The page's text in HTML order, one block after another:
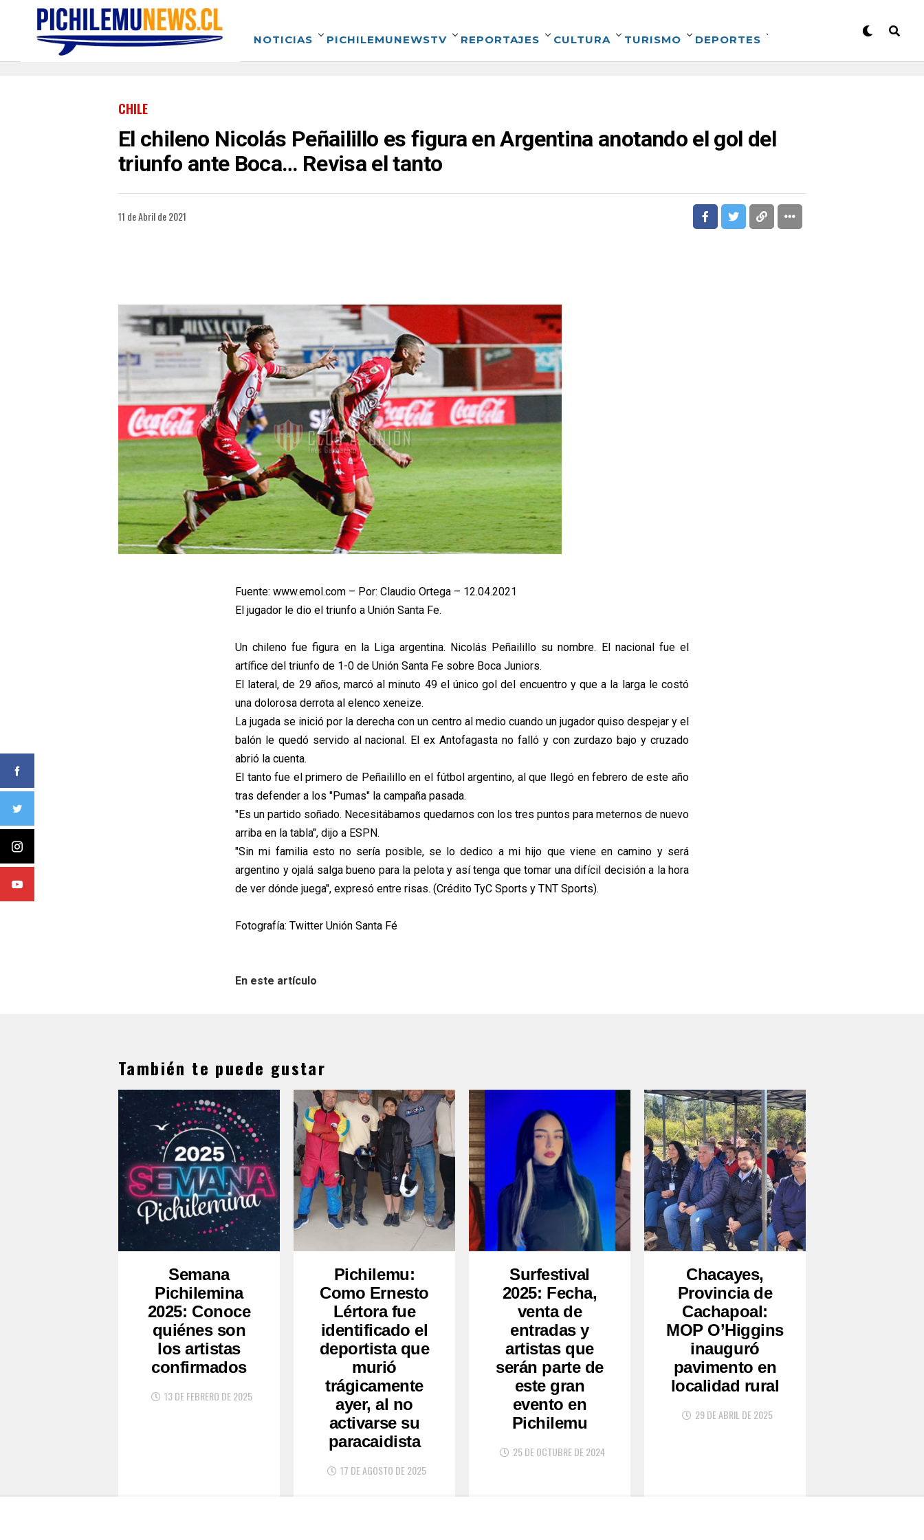
NOTICIAS PICHILEMUNEWSTV REPORTAJES CULTURA TURISMO DEPORTES
CHILE
El chileno Nicolás Peñailillo es figura en Argentina anotando el gol del
triunfo ante Boca… Revisa el tanto
11 de Abril de 2021
Fuente: www.emol.com – Por: Claudio Ortega – 12.04.2021
El jugador le dio el triunfo a Unión Santa Fe.
Un chileno fue figura en la Liga argentina. Nicolás Peñailillo su nombre. El nacional fue el
artífice del triunfo de 1-0 de Unión Santa Fe sobre Boca Juniors.
El lateral, de 29 años, marcó al minuto 49 el único gol del encuentro y que a la larga le costó
una dolorosa derrota al elenco xeneize.
La jugada se inició por la derecha con un centro al medio cuando un jugador quiso despejar y el
balón le quedó servido al nacional. El ex Antofagasta no falló y con zurdazo bajo y cruzado
abrió la cuenta.
El tanto fue el primero de Peñailillo en el fútbol argentino, al que llegó en febrero de este año
tras defender a los "Pumas" la campaña pasada.
"Es un partido soñado. Necesitábamos quedarnos con los tres puntos para meternos de nuevo
arriba en la tabla", dijo a ESPN.
"Sin mi familia esto no sería posible, se lo dedico a mi hijo que viene en camino y será
argentino y ojalá salga bueno para la pelota y así tenga que tomar una difícil decisión a la hora
de ver dónde juega", expresó entre risas. (Crédito TyC Sports y TNT Sports).
Fotografía: Twitter Unión Santa Fé
En este artículo
También te puede gustar
Semana
Pichilemina
2025: Conoce
quiénes son
los artistas
confirmados
13 DE FEBRERO DE 2025
Pichilemu:
Como Ernesto
Lértora fue
identificado el
deportista que
murió
trágicamente
ayer, al no
activarse su
paracaidista
17 DE AGOSTO DE 2025
Surfestival
2025: Fecha,
venta de
entradas y
artistas que
serán parte de
este gran
evento en
Pichilemu
25 DE OCTUBRE DE 2024
Chacayes,
Provincia de
Cachapoal:
MOP O’Higgins
inauguró
pavimento en
localidad rural
29 DE ABRIL DE 2025